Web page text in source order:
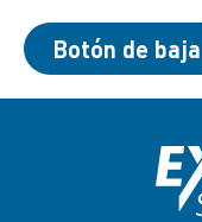
Botón de baja